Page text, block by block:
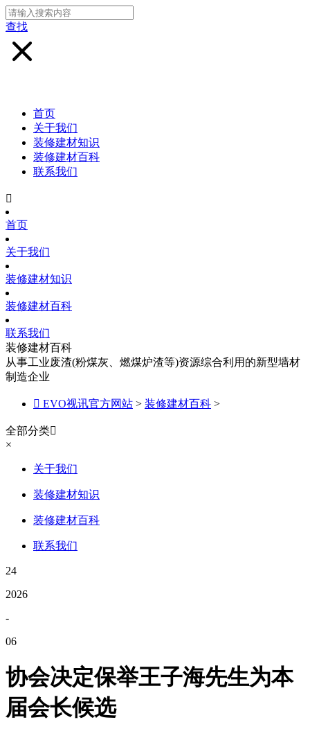
查找
首页
关于我们
装修建材知识
装修建材百科
联系我们

首页
关于我们
装修建材知识
装修建材百科
联系我们
装修建材百科
从事工业废渣(粉煤灰、燃煤炉渣等)资源综合利用的新型墙材
制造企业
 EVO视讯官方网站 > 装修建材百科 >
全部分类
×
关于我们
装修建材知识
装修建材百科
联系我们
24
2026
-
06
协会决定保举王子海先生为本
届会长候选